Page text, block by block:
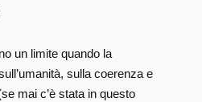
un limite quando la
sulla coerenza e
mai c’è stata in questo